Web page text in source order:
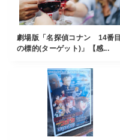
劇場版「名探偵コナン 14番目
の標的(ターゲット)」【感...